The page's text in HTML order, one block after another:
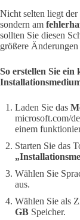
Nicht selten liegt der
sondern am
sollten Sie diesen
größere
So erstellen Sie
Laden Sie das
microsoft.com/
einem
Starten Sie das
Wählen Sie
aus.
Wählen Sie als
GB Speicher.